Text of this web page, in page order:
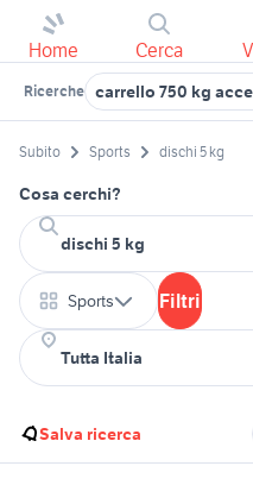
Home Cerca
Ricerche carrello 750 kg
Subito Sports dischi 5 kg
Cosa cerchi?
Sports Filtri
Salva ricerca